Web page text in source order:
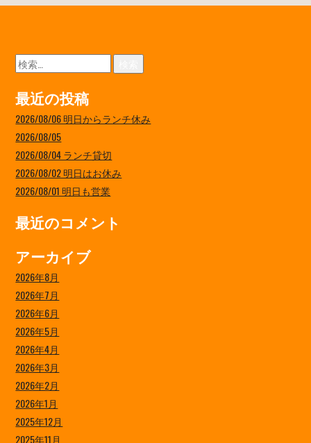
検
索:
最近の投稿
2026/08/06 明日からランチ休み
2026/08/05
2026/08/04 ランチ貸切
2026/08/02 明日はお休み
2026/08/01 明日も営業
最近のコメント
アーカイブ
2026年8月
2026年7月
2026年6月
2026年5月
2026年4月
2026年3月
2026年2月
2026年1月
2025年12月
2025年11月